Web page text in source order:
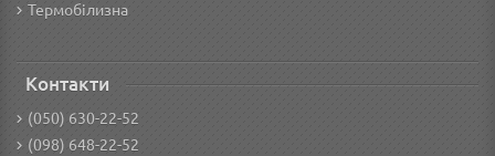
Термобілизна
Контакти
(050) 630-22-52
(098) 648-22-52